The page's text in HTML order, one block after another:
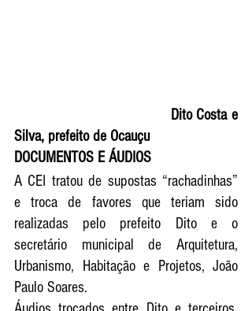
  Dito Costa e
Silva, prefeito de Ocauçu
DOCUMENTOS E ÁUDIOS
A CEI tratou de supostas “rachadinhas”
e troca de favores que teriam sido
realizadas pelo prefeito Dito e o
secretário municipal de Arquitetura,
Urbanismo, Habitação e Projetos, João
Paulo Soares.